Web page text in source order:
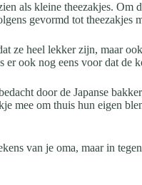
als kleine theezakjes.
gevormd tot
ze heel lekker zijn, maar
er ook nog eens voor dat
door de Japanse
mee om thuis hun eigen
van je oma, maar in